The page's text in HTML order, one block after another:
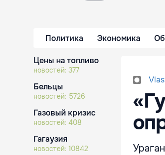
Политика Экономика
Цены на топливо
новостей: 377
Бельцы
новостей: 5726
Газовый кризис
новостей: 408
Гагаузия
новостей: 10842